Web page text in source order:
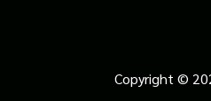
Copyright ©